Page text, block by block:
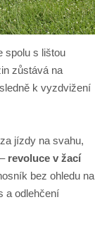
spolu s lištou
zůstává na
k vyzdvižení
jízdy na svahu,
revoluce v žací
bez ohledu na
a odlehčení